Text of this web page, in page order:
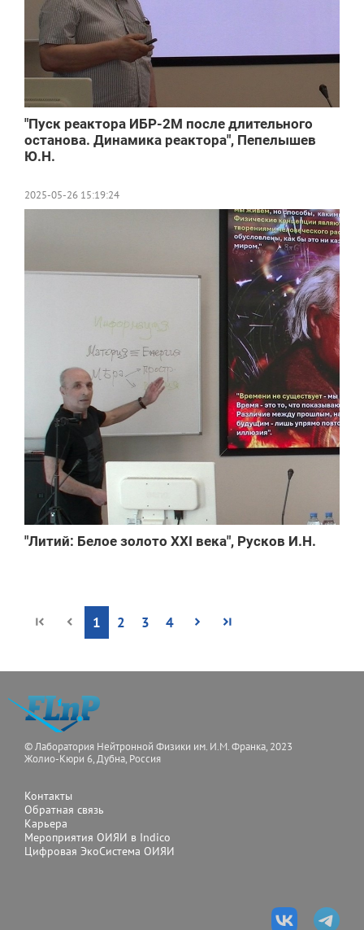
"Пуск реактора ИБР-2М после длительного
останова. Динамика реактора", Пепелышев
Ю.Н.
2025-05-26 15:19:24
"Литий: Белое золото XXI века", Русков И.Н.
1 2 3 4
© Лаборатория Нейтронной Физики им. И.М. Франка, 2023
Жолио-Кюри 6, Дубна, Россия
Контакты
Обратная связь
Карьера
Мероприятия ОИЯИ в Indico
Цифровая ЭкоСистема ОИЯИ